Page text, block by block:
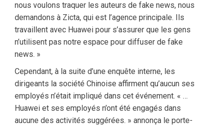
nous voulons traquer les auteurs de fake news, nous
demandons à Zicta, qui est l’agence principale. Ils
travaillent avec Huawei pour s’assurer que les gens
n’utilisent pas notre espace pour diffuser de fake
news. »
Cependant, à la suite d’une enquête interne, les
dirigeants la société Chinoise affirment qu’aucun ses
employés n’était impliqué dans cet événement. « …
Huawei et ses employés n’ont été engagés dans
aucune des activités suggérées. » annonça le porte-